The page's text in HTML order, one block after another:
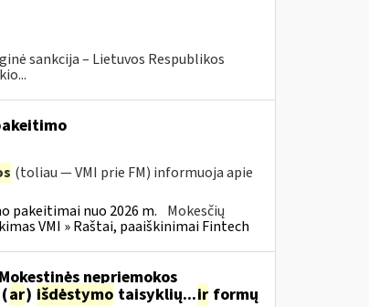
sankcija – Lietuvos Respublikos
(toliau — VMI prie FM) informuoja apie
pakeitimai nuo 2026 m. Mokesčių
VMI » Raštai, paaiškinimai Fintech
nepriemokos
ar) išdėstymo taisyklių...irformų